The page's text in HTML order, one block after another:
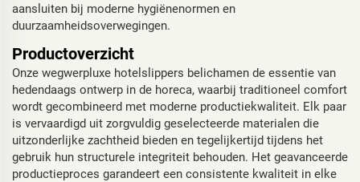
aansluiten bij moderne hygiënenormen en
duurzaamheidsoverwegingen.
Productoverzicht
Onze wegwerpluxe hotelslippers belichamen de essentie van
hedendaags ontwerp in de horeca, waarbij traditioneel comfort
wordt gecombineerd met moderne productiekwaliteit. Elk paar
is vervaardigd uit zorgvuldig geselecteerde materialen die
uitzonderlijke zachtheid bieden en tegelijkertijd tijdens het
gebruik hun structurele integriteit behouden. Het geavanceerde
productieproces garandeert een consistente kwaliteit in elke